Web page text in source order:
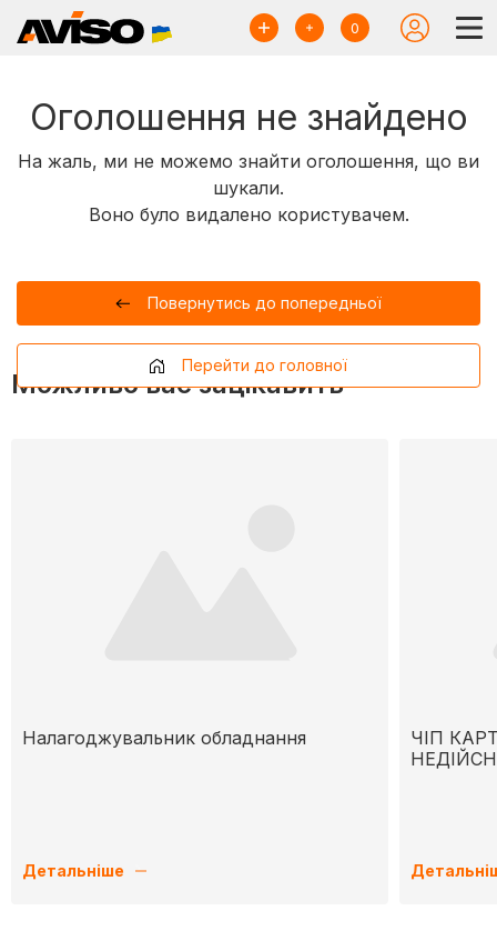
0
Оголошення не знайдено
На жаль, ми не можемо знайти оголошення, що ви
шукали.
Воно було видалено користувачем.
Повернутись до попередньої
Перейти до головної
Можливо вас зацікавить
Налагоджувальник обладнання
Детальніше
ЧІП